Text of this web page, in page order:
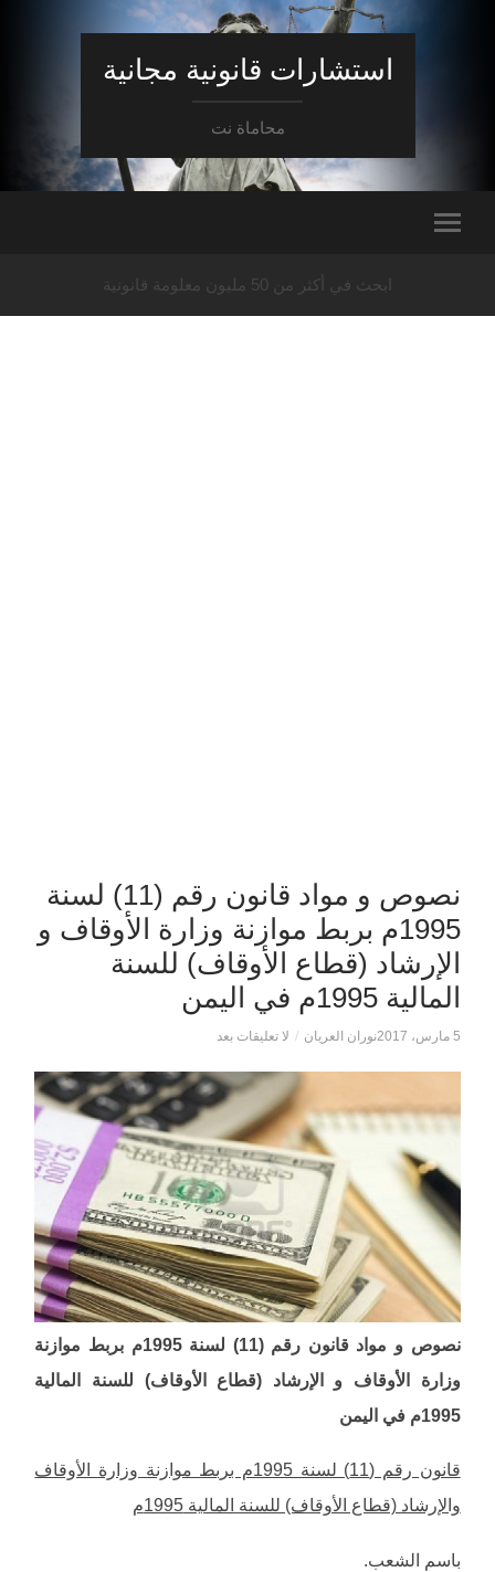
استشارات قانونية مجانية
محاماة نت
ابحث في أكثر من 50 مليون معلومة قانونية
نصوص و مواد قانون رقم (11) لسنة
1995م بربط موازنة وزارة الأوقاف و
الإرشاد (قطاع الأوقاف) للسنة
المالية 1995م في اليمن
5 مارس، 2017 نوران العريان / لا تعليقات بعد
نصوص و مواد قانون رقم (11) لسنة 1995م بربط موازنة
وزارة الأوقاف و الإرشاد (قطاع الأوقاف) للسنة المالية
1995م في اليمن
قانون رقم (11) لسنة 1995م بربط موازنة وزارة الأوقاف
والإرشاد (قطاع الأوقاف) للسنة المالية 1995م
باسم الشعب.